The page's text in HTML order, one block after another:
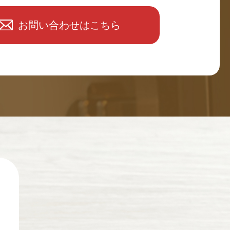
お問い合わせはこちら